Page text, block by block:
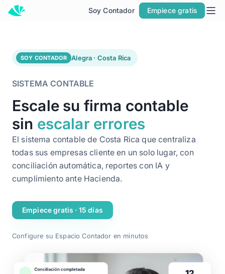
Soy Contador Empiece gratis
Inicio
POR TIPO DE EMPRESA
Soy Pyme
Soy Contador
Alegra ERP
POR PRODUCTO
ERP
Facturación Electrónica
POS
Conoce Alegra MCP
Planes
Contacto
SOY CONTADOR Alegra · Costa Rica
SISTEMA CONTABLE
Escale su firma contable
sin escalar errores
El sistema contable de Costa Rica que centraliza
todas sus empresas cliente en un solo lugar, con
conciliación automática, reportes con IA y
cumplimiento ante Hacienda.
Empiece gratis · 15 días
Configure su Espacio Contador en minutos